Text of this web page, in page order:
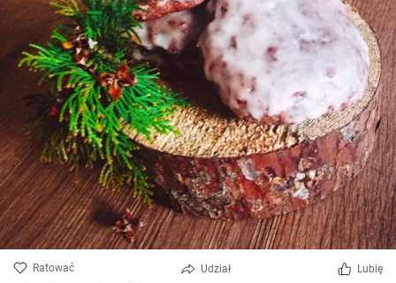
Ratować Udział Lubię